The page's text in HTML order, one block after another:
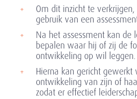
Om dit inzicht te
gebruik van een
Na het assessment kan de
bepalen waar hij of zij de
ontwikkeling op wil leggen.
Hierna kan gericht gewerkt
ontwikkeling van zijn of
zodat er effectief